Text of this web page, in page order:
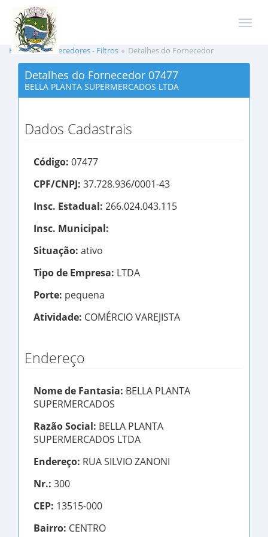
Home Fornecedores - Filtros Detalhes do Fornecedor
Detalhes do Fornecedor 07477
BELLA PLANTA SUPERMERCADOS LTDA
Dados Cadastrais
Código: 07477
CPF/CNPJ: 37.728.936/0001-43
Insc. Estadual: 266.024.043.115
Insc. Municipal:
Situação: ativo
Tipo de Empresa: LTDA
Porte: pequena
Atividade: COMÉRCIO VAREJISTA
Endereço
Nome de Fantasia: BELLA PLANTA
SUPERMERCADOS
Razão Social: BELLA PLANTA
SUPERMERCADOS LTDA
Endereço: RUA SILVIO ZANONI
Nr.: 300
CEP: 13515-000
Bairro: CENTRO